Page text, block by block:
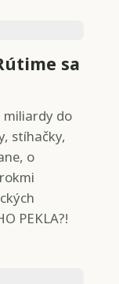
sa
miliardy do
stíhačky,
o
PEKLA?!